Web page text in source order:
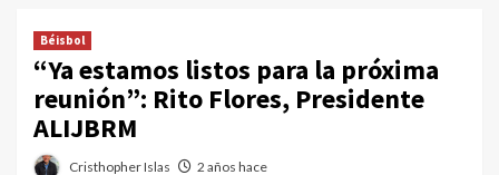
Béisbol
“Ya estamos listos para la próxima
reunión”: Rito Flores, Presidente
ALIJBRM
Cristhopher Islas 2 años hace